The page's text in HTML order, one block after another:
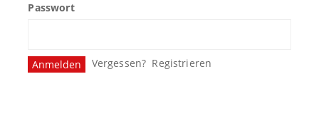
Passwort
Vergessen? Registrieren